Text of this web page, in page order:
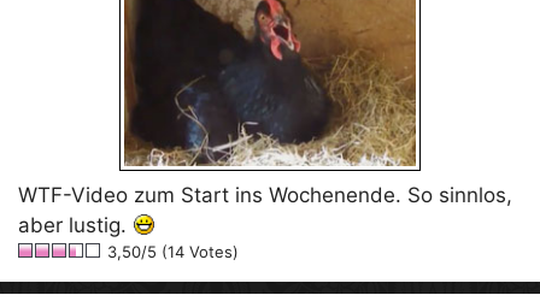
WTF-Video zum Start ins Wochenende. So sinnlos,
aber lustig.
3,50/5 (14 Votes)